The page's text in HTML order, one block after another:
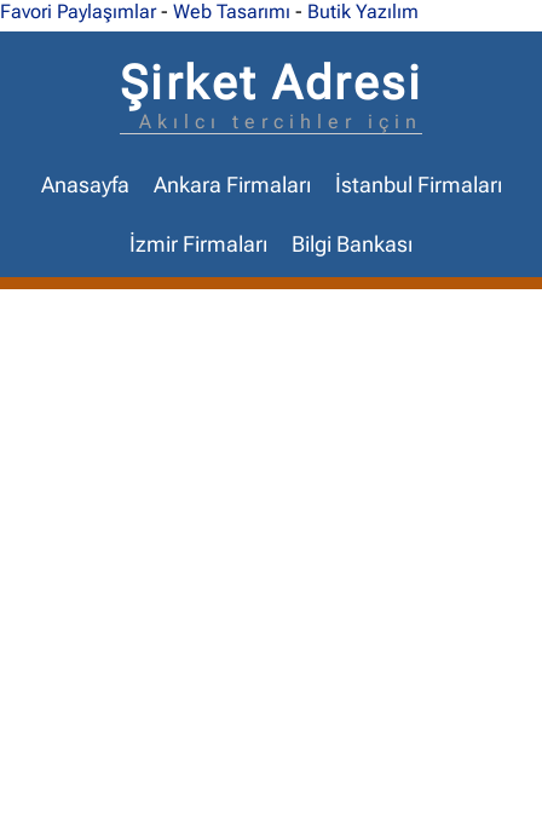
Favori Paylaşımlar- Web Tasarımı - Butik Yazılım
Şirket Adresi
Akılcı tercihler için
Anasayfa Ankara Firmaları İstanbul Firmaları
İzmir Firmaları Bilgi Bankası